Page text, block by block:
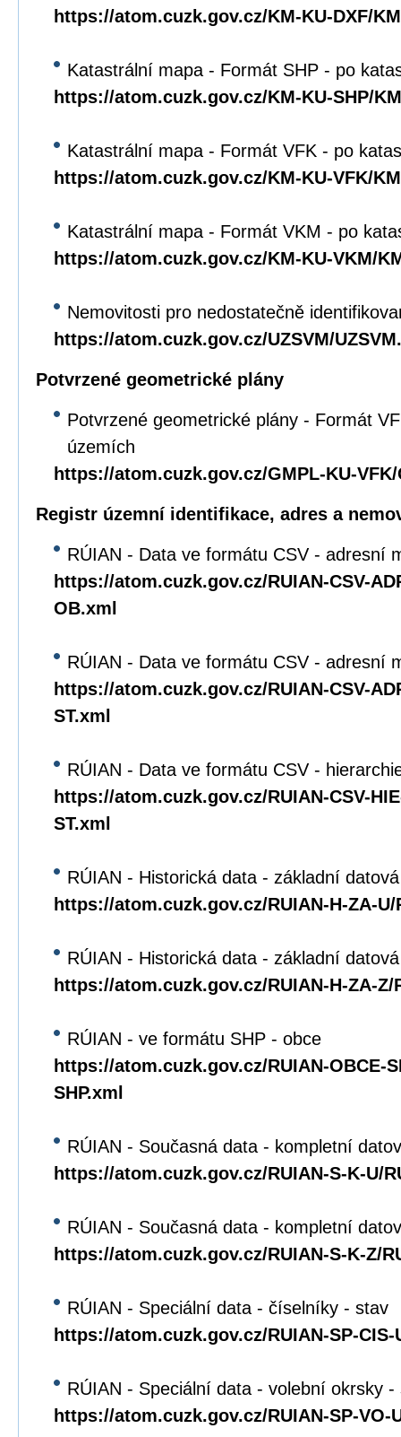
https://atom.cuzk.gov.cz/KM-KU-DXF/
Katastrální mapa - Formát SHP - po
https://atom.cuzk.gov.cz/KM-KU-SHP/
Katastrální mapa - Formát VFK - po
https://atom.cuzk.gov.cz/KM-KU-VFK/
Katastrální mapa - Formát VKM - po
https://atom.cuzk.gov.cz/KM-KU-VKM/
Nemovitosti pro nedostatečně
https://atom.cuzk.gov.cz/UZSVM/
Potvrzené geometrické plány
Potvrzené geometrické plány - Formát
územích
https://atom.cuzk.gov.cz/GMPL-KU-
Registr územní identifikace, adres a
RÚIAN - Data ve formátu CSV - adresní
https://atom.cuzk.gov.cz/RUIAN-CSV-
OB.xml
RÚIAN - Data ve formátu CSV - adresní
https://atom.cuzk.gov.cz/RUIAN-CSV-
ST.xml
RÚIAN - Data ve formátu CSV -
https://atom.cuzk.gov.cz/RUIAN-CSV-
ST.xml
RÚIAN - Historická data - základní
https://atom.cuzk.gov.cz/RUIAN-H-ZA-U/
RÚIAN - Historická data - základní
https://atom.cuzk.gov.cz/RUIAN-H-ZA-Z/
RÚIAN - ve formátu SHP - obce
https://atom.cuzk.gov.cz/RUIAN-OBCE-
SHP.xml
RÚIAN - Současná data - kompletní
https://atom.cuzk.gov.cz/RUIAN-S-K-U/
RÚIAN - Současná data - kompletní
https://atom.cuzk.gov.cz/RUIAN-S-K-Z/
RÚIAN - Speciální data - číselníky - stav
https://atom.cuzk.gov.cz/RUIAN-SP-CIS-
RÚIAN - Speciální data - volební okrsky -
https://atom.cuzk.gov.cz/RUIAN-SP-VO-